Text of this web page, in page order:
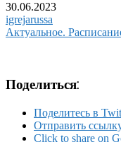
30.06.2023
igrejarussa
Актуальное.
Поделиться:
Поделитесь в
Отправить
Click to share on